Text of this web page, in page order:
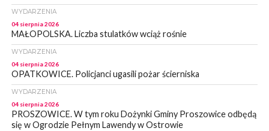
WYDARZENIA
04 sierpnia 2026
MAŁOPOLSKA. Liczba stulatków wciąż rośnie
WYDARZENIA
04 sierpnia 2026
OPATKOWICE. Policjanci ugasili pożar ścierniska
WYDARZENIA
04 sierpnia 2026
PROSZOWICE. W tym roku Dożynki Gminy Proszowice odbędą
się w Ogrodzie Pełnym Lawendy w Ostrowie